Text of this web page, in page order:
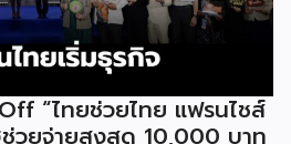
ลักสูตรการบริหารจัดการธุรกิจแฟรน
DBD-FP) รุ่นที่ 29 ซึ่งเป็น
งแต่วันที่ 3 ธันวาคม 2568 – วันที่ 2
ดยได้รับเกียรติจากวิทยากรผู้ทรง
น และสถาบันการศึกษา ที่มาร่วมบ่ม
“ไทยช่วยไทย แฟรนไชส์
วยจ่ายสูงสุด 10,000 บาท